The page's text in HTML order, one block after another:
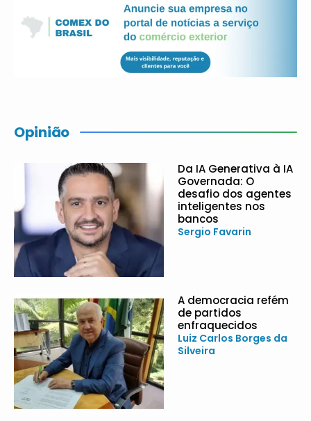
Opinião
Da IA Generativa à IA
Governada: O
desafio dos agentes
inteligentes nos
bancos
Sergio Favarin
A democracia refém
de partidos
enfraquecidos
Luiz Carlos Borges da
Silveira